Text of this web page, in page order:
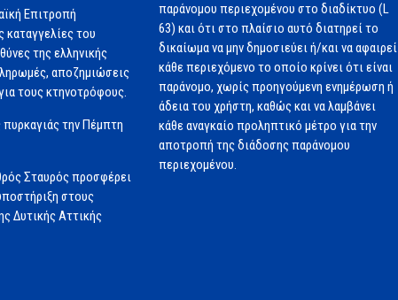
Επιτροπή
καταγγελίες του
της ελληνικής
αποζημιώσεις
τους κτηνοτρόφους.
την Πέμπτη
Σταυρός προσφέρει
στους
Δυτικής Αττικής
παράνομου περιεχομένου στο διαδίκτυο (L
63) και ότι στο πλαίσιο αυτό διατηρεί το
δικαίωμα να μην δημοσιεύει ή/και να αφαιρεί
κάθε περιεχόμενο το οποίο κρίνει ότι είναι
παράνομο, χωρίς προηγούμενη ενημέρωση ή
άδεια του χρήστη, καθώς και να λαμβάνει
κάθε αναγκαίο προληπτικό μέτρο για την
αποτροπή της διάδοσης παράνομου
περιεχομένου.